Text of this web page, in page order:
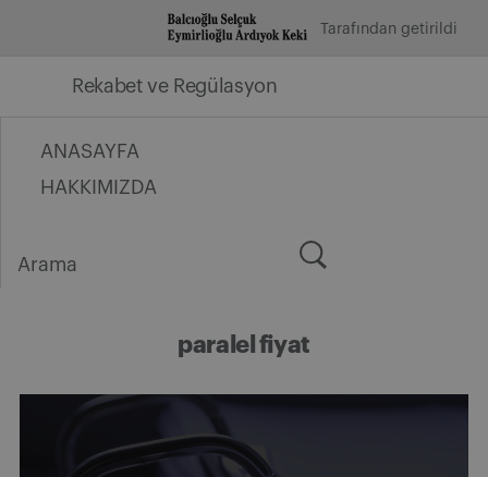
Tarafından getirildi
Rekabet ve Regülasyon
ANASAYFA
HAKKIMIZDA
for:
paralel fiyat